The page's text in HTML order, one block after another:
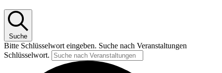
Suche
Bitte Schlüsselwort eingeben. Suche nach Veranstaltungen
Schlüsselwort.